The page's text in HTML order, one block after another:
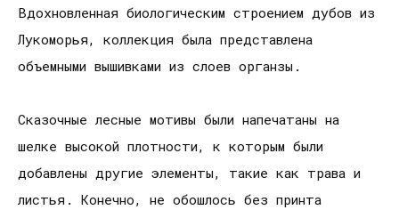
Вдохновленная биологическим строением дубов из
Лукоморья, коллекция была представлена
объемными вышивками из слоев органзы.
Сказочные лесные мотивы были напечатаны на
шелке высокой плотности, к которым были
добавлены другие элементы, такие как трава и
листья. Конечно, не обошлось без принта